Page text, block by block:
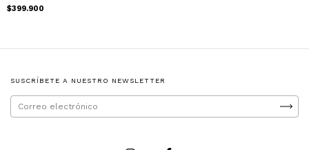
$399.900
SUSCRÍBETE A NUESTRO NEWSLETTER